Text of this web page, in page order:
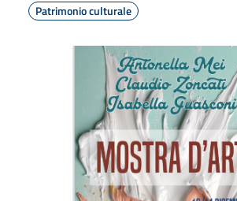
Patrimonio culturale